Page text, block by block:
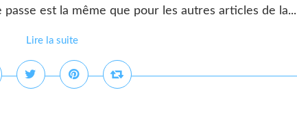
est la même que pour les autres articles de la...
Lire la suite